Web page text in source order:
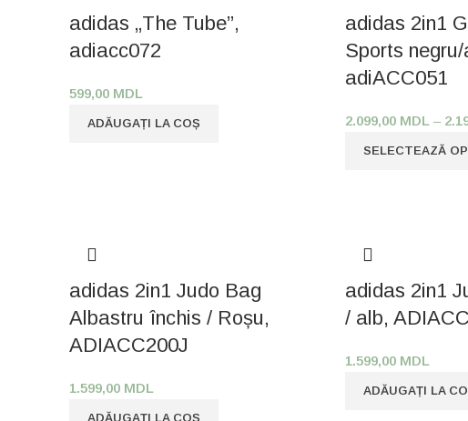
adidas „The Tube”,
adiacc072
599,00 MDL
ADĂUGAȚI LA COȘ
adidas 2in1
Sports
adiACC051
2.099,00 MDL –
SELECTEAZĂ
adidas 2in1 Judo Bag
Albastru închis / Roșu,
ADIACC200J
1.599,00 MDL
ADĂUGAȚI LA COȘ
adidas 2in1
/ alb,
1.599,00 MDL
ADĂUGAȚI LA